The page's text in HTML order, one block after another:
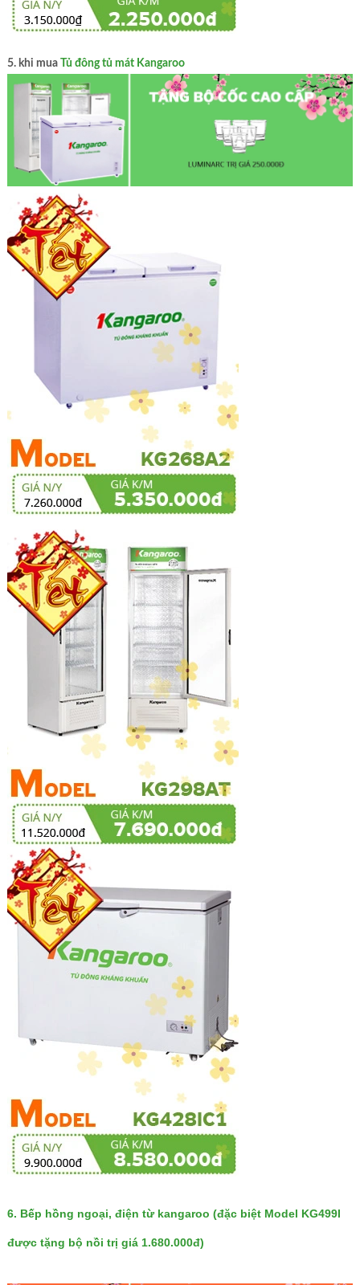
5. khi mua Tủ đông tủ mát Kangaroo
6. Bếp hồng ngoại, điện từ kangaroo (đặc biệt Model KG499I
được tặng bộ nồi trị giá 1.680.000đ)